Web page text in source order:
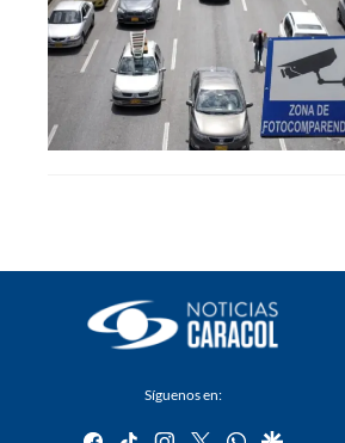
Síguenos en:
facebook
tiktok instagram
twitterwhatsapp
google